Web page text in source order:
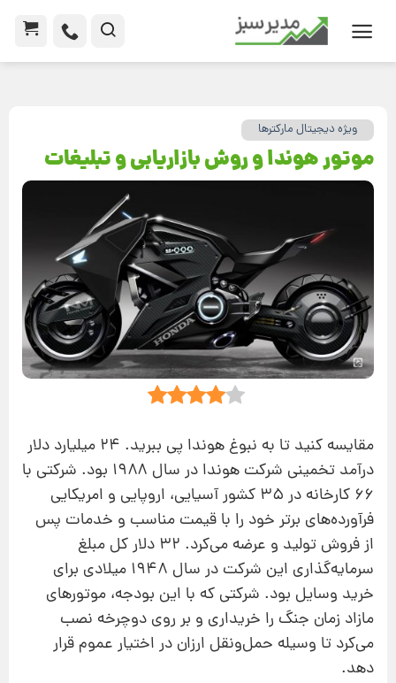
ویژه دیجیتال مارکترها
موتور هوندا و روش‌ بازاریابی و تبلیغات
مقایسه کنید تا به نبوغ هوندا پی ببرید. ۲۴ میلیارد دلار
درآمد تخمینی شرکت هوندا در سال ۱۹۸۸ بود. شرکتی با
۶۶ کارخانه در ۳۵ کشور آسیایی، اروپایی و امریکایی
فرآورده‌های برتر خود را با قیمت مناسب و خدمات پس
از فروش تولید و عرضه می‌کرد. ۳۲ دلار کل مبلغ
سرما‌یه‌گذاری این شرکت در سال ۱۹۴۸ میلادی برای
خرید وسایل بود. شرکتی که با این بودجه، موتورهای
مازاد زمان جنگ را خریداری و بر روی دوچرخه نصب
می‌کرد تا وسیله‌ حمل‌ونقل ارزان در اختیار عموم قرار
دهد.